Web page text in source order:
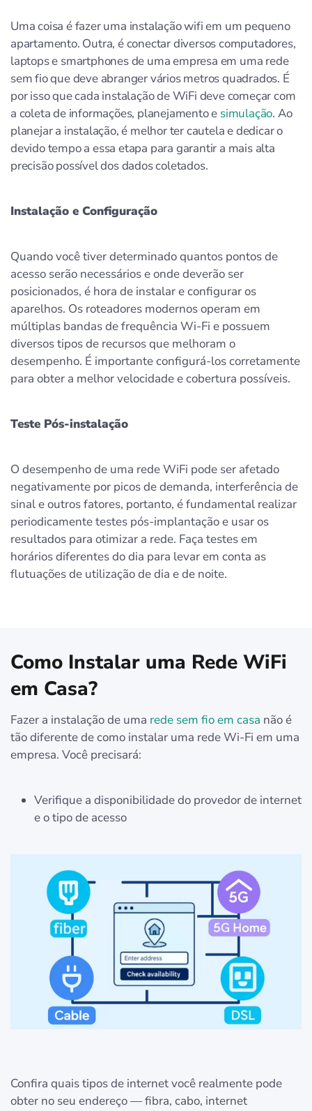
Uma coisa é fazer uma instalação wifi em um pequeno
apartamento. Outra, é conectar diversos computadores,
laptops e smartphones de uma empresa em uma rede
sem fio que deve abranger vários metros quadrados. É
por isso que cada instalação de WiFi deve começar com
a coleta de informações, planejamento e simulação. Ao
planejar a instalação, é melhor ter cautela e dedicar o
devido tempo a essa etapa para garantir a mais alta
precisão possível dos dados coletados.
Instalação e Configuração
Quando você tiver determinado quantos pontos de
acesso serão necessários e onde deverão ser
posicionados, é hora de instalar e configurar os
aparelhos. Os roteadores modernos operam em
múltiplas bandas de frequência Wi-Fi e possuem
diversos tipos de recursos que melhoram o
desempenho. É importante configurá-los corretamente
para obter a melhor velocidade e cobertura possíveis.
Teste Pós-instalação
O desempenho de uma rede WiFi pode ser afetado
negativamente por picos de demanda, interferência de
sinal e outros fatores, portanto, é fundamental realizar
periodicamente testes pós-implantação e usar os
resultados para otimizar a rede. Faça testes em
horários diferentes do dia para levar em conta as
flutuações de utilização de dia e de noite.
Como Instalar uma Rede WiFi
em Casa?
Fazer a instalação de uma rede sem fio em casa não é
tão diferente de como instalar uma rede Wi-Fi em uma
empresa. Você precisará:
Verifique a disponibilidade do provedor de internet
e o tipo de acesso
Confira quais tipos de internet você realmente pode
obter no seu endereço — fibra, cabo, internet